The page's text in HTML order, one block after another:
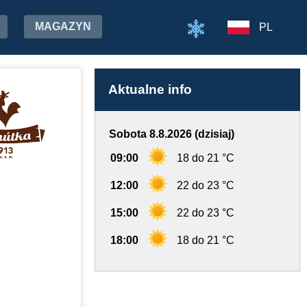
MAGAZYN PL
Aktualne info
Sobota 8.8.2026 (dzisiaj)
09:00 18 do 21 °C
12:00 22 do 23 °C
15:00 22 do 23 °C
18:00 18 do 21 °C